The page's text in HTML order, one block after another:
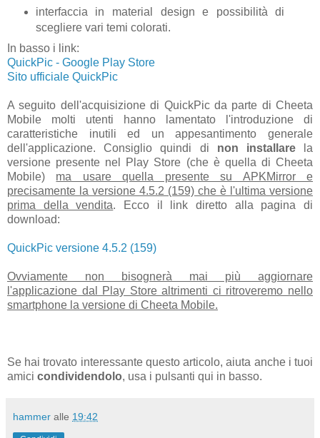
interfaccia in material design e possibilità di
scegliere vari temi colorati.
In basso i link:
QuickPic - Google Play Store
Sito ufficiale QuickPic
A seguito dell'acquisizione di QuickPic da parte di Cheeta
Mobile molti utenti hanno lamentato l'introduzione di
caratteristiche inutili ed un appesantimento generale
dell'applicazione. Consiglio quindi di non installarela
versione presente nel Play Store (che è quella di Cheeta
Mobile) ma usare quella presente su APKMirror e
precisamente la versione 4.5.2 (159) che è l'ultima versione
prima della vendita. Ecco il link diretto alla pagina di
download:
QuickPic versione 4.5.2 (159)
Ovviamente non bisognerà mai più aggiornare
l'applicazione dal Play Store altrimenti ci ritroveremo nello
smartphone la versione di Cheeta Mobile.
Se hai trovato interessante questo articolo, aiuta anche i tuoi
amici condividendolo, usa i pulsanti qui in basso.
hammer alle 19:42